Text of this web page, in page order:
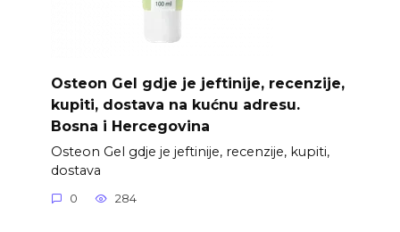
Osteon Gel gdje je jeftinije, recenzije,
kupiti, dostava na kućnu adresu.
Bosna i Hercegovina
Osteon Gel gdje je jeftinije, recenzije, kupiti,
dostava
0 284